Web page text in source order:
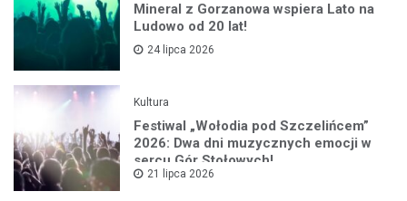
Mineral z Gorzanowa wspiera Lato na
Ludowo od 20 lat!
24 lipca 2026
Kultura
Festiwal „Wołodia pod Szczelińcem”
2026: Dwa dni muzycznych emocji w
sercu Gór Stołowych!
21 lipca 2026